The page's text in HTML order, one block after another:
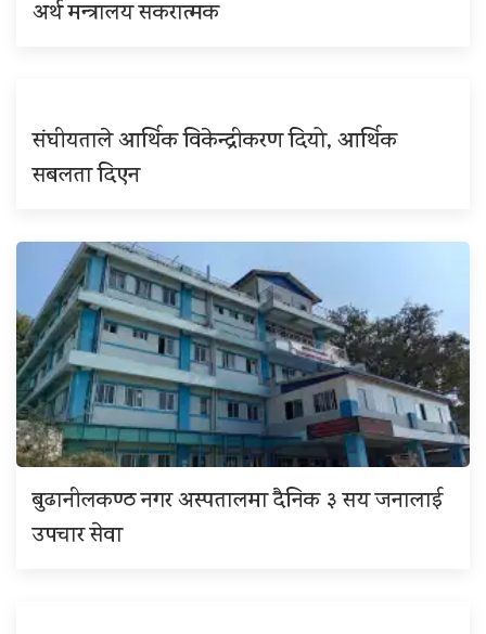
अर्थ मन्त्रालय सकरात्मक
संघीयताले आर्थिक विकेन्द्रीकरण दियो, आर्थिक
सबलता दिएन
बुढानीलकण्ठ नगर अस्पतालमा दैनिक ३ सय जनालाई
उपचार सेवा